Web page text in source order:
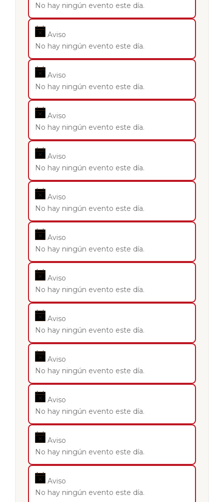
No hay ningún evento este día.
Aviso
No hay ningún evento este día.
Aviso
No hay ningún evento este día.
Aviso
No hay ningún evento este día.
Aviso
No hay ningún evento este día.
Aviso
No hay ningún evento este día.
Aviso
No hay ningún evento este día.
Aviso
No hay ningún evento este día.
Aviso
No hay ningún evento este día.
Aviso
No hay ningún evento este día.
Aviso
No hay ningún evento este día.
Aviso
No hay ningún evento este día.
Aviso
No hay ningún evento este día.